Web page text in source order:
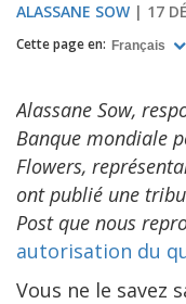
ALASSANE SOW 17
Cette page en: Français
Alassane Sow,
Banque mondiale
Flowers,
ont publié une
Post que nous
autorisation du
Vous ne le savez